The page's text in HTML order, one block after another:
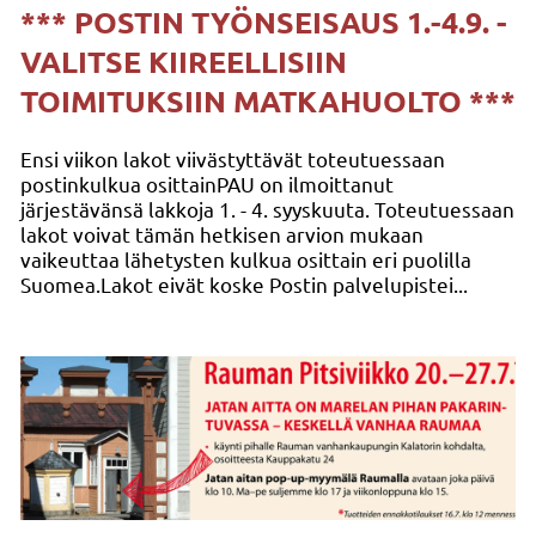
*** POSTIN TYÖNSEISAUS 1.-4.9. -
VALITSE KIIREELLISIIN
TOIMITUKSIIN MATKAHUOLTO ***
Ensi viikon lakot viivästyttävät toteutuessaan
postinkulkua osittainPAU on ilmoittanut
järjestävänsä lakkoja 1. - 4. syyskuuta. Toteutuessaan
lakot voivat tämän hetkisen arvion mukaan
vaikeuttaa lähetysten kulkua osittain eri puolilla
Suomea.Lakot eivät koske Postin palvelupistei...